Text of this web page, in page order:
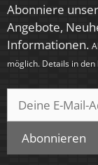
Abonniere
Angebote,
Informationen.
möglich. Details in den
Abonnieren